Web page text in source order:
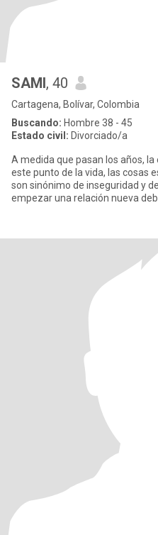
SAMI, 40
Cartagena, Bolívar, Colombia
Buscando: Hombre 38 - 45
Estado civil: Divorciado/a
A medida que pasan los años,
este punto de la vida, las cosas están
son sinónimo de inseguridad y
empezar una relación nueva